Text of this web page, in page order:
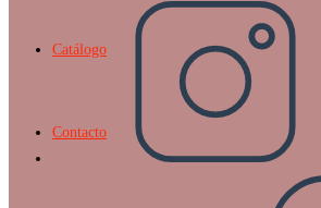
Catálogo
Contacto